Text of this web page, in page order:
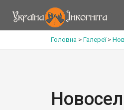
Головна > Галереї>